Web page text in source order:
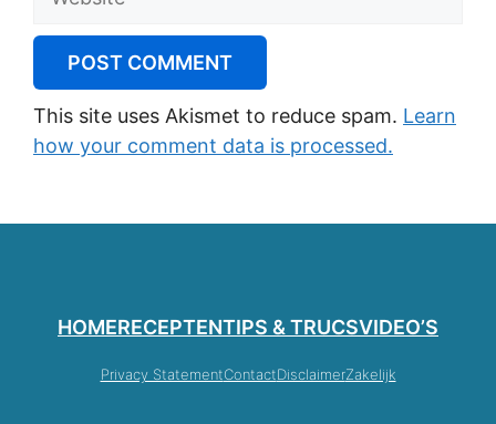
This site uses Akismet to reduce spam. Learn
how your comment data is processed.
HOMERECEPTENTIPS & TRUCSVIDEO’S
Privacy StatementContactDisclaimerZakelijk